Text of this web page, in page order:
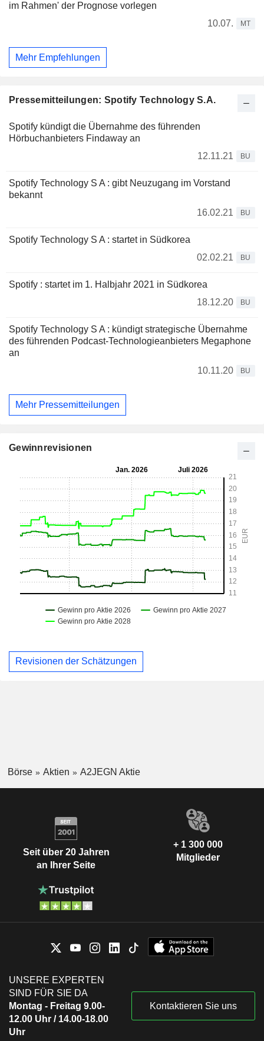
im Rahmen' der Prognose vorlegen
10.07.
MT
Mehr Empfehlungen
Pressemitteilungen: Spotify Technology S.A.
Spotify kündigt die Übernahme des führenden
Hörbuchanbieters Findaway an
12.11.21
BU
Spotify Technology S A : gibt Neuzugang im Vorstand
bekannt
16.02.21
BU
Spotify Technology S A : startet in Südkorea
02.02.21
BU
Spotify : startet im 1. Halbjahr 2021 in Südkorea
18.12.20
BU
Spotify Technology S A : kündigt strategische Übernahme
des führenden Podcast-Technologieanbieters Megaphone
an
10.11.20
BU
Mehr Pressemitteilungen
Gewinnrevisionen
Revisionen der Schätzungen
Börse Aktien A2JEGN Aktie
Seit über 20 Jahren
an Ihrer Seite
+ 1 300 000
Mitglieder
UNSERE EXPERTEN
SIND FÜR SIE DA
Montag - Freitag 9.00-
12.00 Uhr / 14.00-18.00
Uhr
Kontaktieren Sie uns